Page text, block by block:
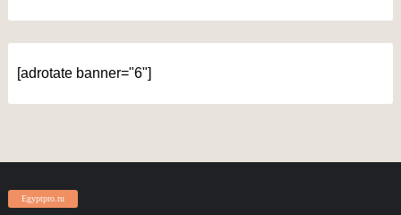
[adrotate banner="6"]
Egyptpro.ru